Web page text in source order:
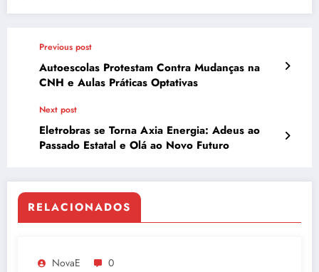
Previous post
Autoescolas Protestam Contra Mudanças na
CNH e Aulas Práticas Optativas
Next post
Eletrobras se Torna Axia Energia: Adeus ao
Passado Estatal e Olá ao Novo Futuro
RELACIONADOS
NovaE 0